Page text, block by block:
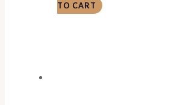
TO CART